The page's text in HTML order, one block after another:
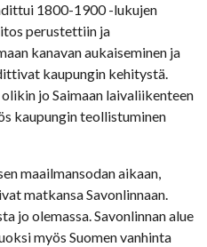
1800-1900 -lukujen
perustettiin ja
kanavan aukaiseminen ja
kaupungin kehitystä.
jo Saimaan laivaliikenteen
kaupungin teollistuminen
maailmansodan aikaan,
matkansa Savonlinnaan.
jo olemassa. Savonlinnan alue
myös Suomen vanhinta